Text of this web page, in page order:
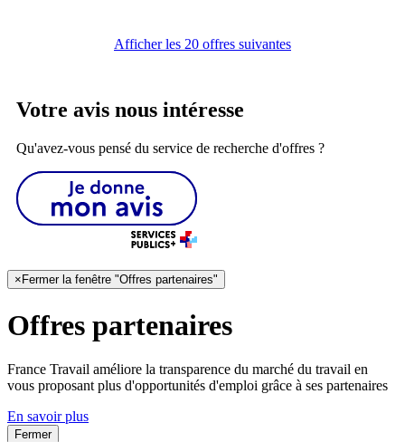
Afficher les 20 offres suivantes
Votre avis nous intéresse
Qu'avez-vous pensé du service de recherche d'offres ?
× Fermer la fenêtre "Offres partenaires"
Offres partenaires
France Travail améliore la transparence du marché du travail en
vous proposant plus d'opportunités d'emploi grâce à ses partenaires
En savoir plus
Fermer